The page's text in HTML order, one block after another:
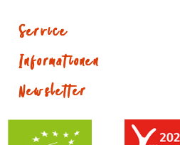
Service
Informationen
Newsletter